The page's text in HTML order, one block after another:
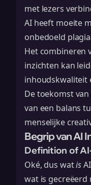
met lezers
AI heeft moeite
onbedoeld
Het combineren
inzichten kan
inhoudskwaliteit
De toekomst
van een balans
menselijke
Begrip van AI
Definition of
Oké, dus watis
wat is